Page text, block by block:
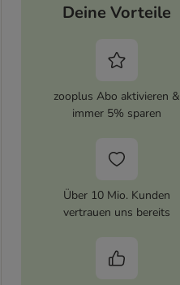
Deine Vorteile
zooplus Abo aktivieren &
immer 5% sparen
Über 10 Mio. Kunden
vertrauen uns bereits